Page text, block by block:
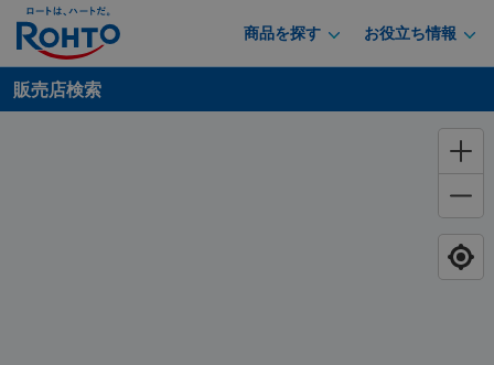
商品を探す お役立ち情報
販売店検索